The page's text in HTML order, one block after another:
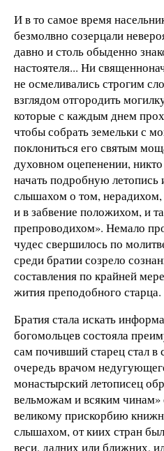
И в то самое время
безмолвно созерцали
давно и столь обыденно
настоятеля... Ни
не осмеливались строгим
взглядом отгородить
которые с каждым днем
чтобы собрать земельки с
поклониться его святым
духовном оцепенении,
начать подробную
слышахом о том, нерадихом,
и в забвение положихом, и
препроводихом». Немало
чудес свершилось по
среди братии созрело
составления по крайней
жития преподобного старца.
Братия стала искать
богомольцев состояла
сам почивший старец стал в
очередь врачом
монастырский летописец
вельможам и всяким чинам»
великому прискорбию
слышахом, от киих стран
веси, далних или ближних,